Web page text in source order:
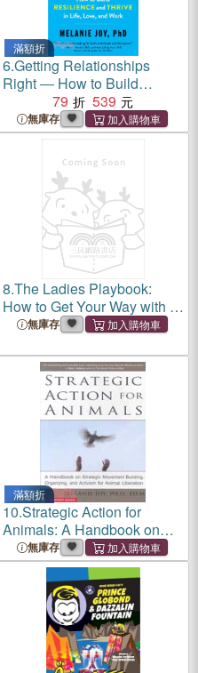
滿額折
6.Getting Relationships
Right ― How to Build
Resilience and Thrive in
Life, Love, and Work
79 539
無庫存
8.The Ladies Playbook:
How to Get Your Way with a
Man無庫存
滿額折
10.Strategic Action for
Animals: A Handbook on
Strategic Movement
Building, Organizing, and
Activism for Animal
Liberation
無庫存